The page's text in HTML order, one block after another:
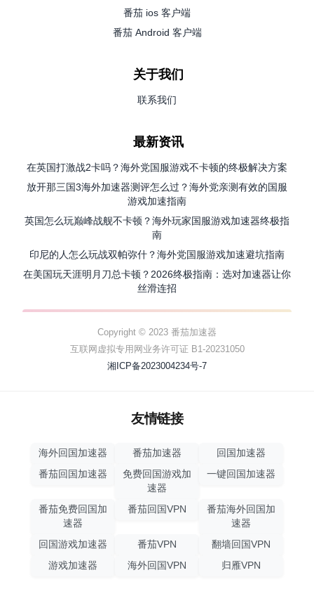
番茄 ios 客户端
番茄 Android 客户端
关于我们
联系我们
最新资讯
在英国打激战2卡吗？海外党国服游戏不卡顿的终极解决方案
放开那三国3海外加速器测评怎么过？海外党亲测有效的国服
游戏加速指南
英国怎么玩巅峰战舰不卡顿？海外玩家国服游戏加速器终极指
南
印尼的人怎么玩战双帕弥什？海外党国服游戏加速避坑指南
在美国玩天涯明月刀总卡顿？2026终极指南：选对加速器让你
丝滑连招
Copyright © 2023 番茄加速器
互联网虚拟专用网业务许可证 B1-20231050
湘ICP备2023004234号-7
友情链接
海外回国加速器 番茄加速器
回国加速器
番茄回国加速器
免费回国游戏加
速器
一键回国加速器
番茄免费回国加
速器
番茄回国VPN
番茄海外回国加
速器
回国游戏加速器
番茄VPN
翻墙回国VPN
游戏加速器
海外回国VPN 归雁VPN